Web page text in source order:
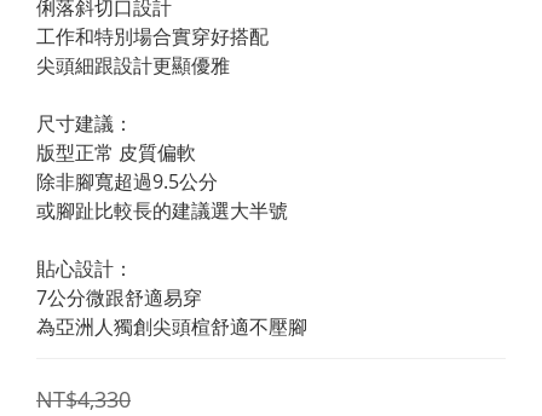
俐落斜切口設計
工作和特別場合實穿好搭配
尖頭細跟設計更顯優雅
尺寸建議：
版型正常 皮質偏軟
除非腳寬超過9.5公分
或腳趾比較長的建議選大半號
貼心設計：
7公分微跟舒適易穿
為亞洲人獨創尖頭楦舒適不壓腳
NT$4,330